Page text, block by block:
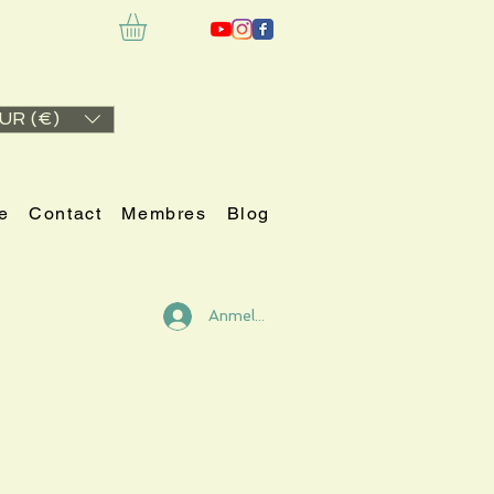
(€)
Contact Membres Blog
Anmelden